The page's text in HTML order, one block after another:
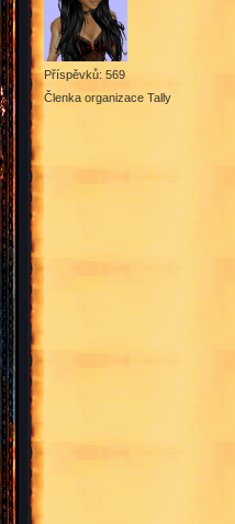
Příspěvků: 569
Členka organizace Tally